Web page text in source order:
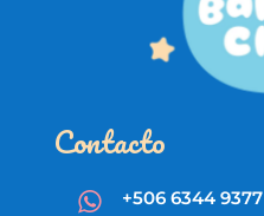
Contacto
 +506 6344 9377